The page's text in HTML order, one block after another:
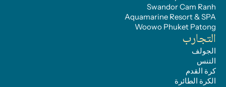
Swandor Cam Ranh
Aquamarine Resort & SPA
Woowo Phuket Patong
التجارب
الجولف
التنس
كرة القدم
الكرة الطائرة